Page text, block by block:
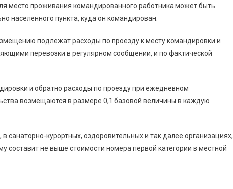
место проживания командированного работника может быть
населенного пункта, куда он командирован.
подлежат расходы по проезду к месту командировки и
перевозки в регулярном сообщении, и по фактической
и обратно расходы по проезду при ежедневном
возмещаются в размере 0,1 базовой величины в каждую
санаторно-курортных, оздоровительных и так далее организациях,
составит не выше стоимости номера первой категории в местной